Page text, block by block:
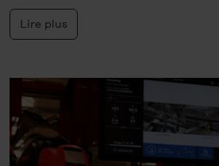
Lire plus